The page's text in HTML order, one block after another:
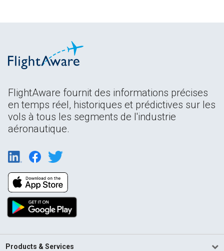
FlightAware fournit des informations précises
en temps réel, historiques et prédictives sur les
vols à tous les segments de l'industrie
aéronautique.
Products & Services